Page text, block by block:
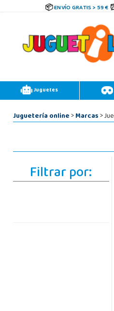
ENVÍO GRATIS > 59 €
Juguetes
Juguetería online>Marcas>
Filtrar por: